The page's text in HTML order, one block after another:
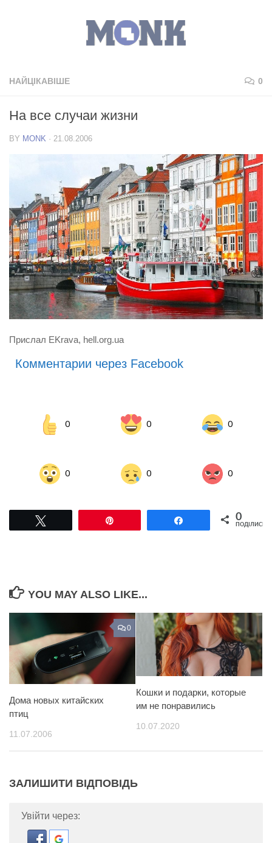
НАЙЦІКАВІШЕ 0
На все случаи жизни
BY MONK · 21.08.2006
Прислал EKrava, hell.org.ua
Комментарии через Facebook
0 0 0
0 0 0
Поділитися0
ПОДІЛИСЬ
YOU MAY ALSO LIKE...
0
Дома новых китайских
птиц
11.07.2006
Кошки и подарки, которые
им не понравились
10.07.2020
ЗАЛИШИТИ ВІДПОВІДЬ
Увійти через: